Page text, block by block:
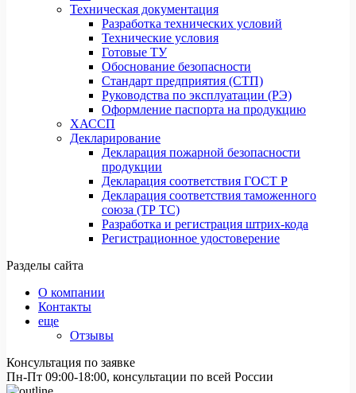
Техническая документация
Разработка технических условий
Технические условия
Готовые ТУ
Обоснование безопасности
Стандарт предприятия (СТП)
Руководства по эксплуатации (РЭ)
Оформление паспорта на продукцию
ХАССП
Декларирование
Декларация пожарной безопасности
продукции
Декларация соответствия ГОСТ Р
Декларация соответствия таможенного
союза (ТР ТС)
Разработка и регистрация штрих-кода
Регистрационное удостоверение
Разделы сайта
О компании
Контакты
еще
Отзывы
Консультация по заявке
Пн-Пт 09:00-18:00, консультации по всей России